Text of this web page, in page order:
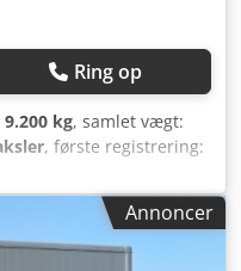
med polstring
Ring op
9.200 kg, samlet vægt:
, første registrering:
mm
mm, Udstyr:ABS,
aggregat (24V) * 2
hver * Vandingsanlæg
Annoncer